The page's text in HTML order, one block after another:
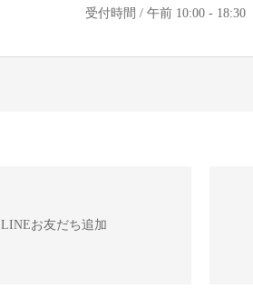
受付時間 / 午前 10:00 - 18:30
LINEお友だち追加